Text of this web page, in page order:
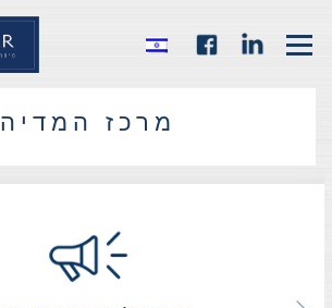
מרכז המדיה